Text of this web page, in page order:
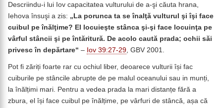
Descriindu-i lui Iov capacitatea vulturului de a-şi căuta hrana,
Iehova însuşi a zis: „La porunca ta se înalţă vulturul şi îşi face
cuibul pe înălţime? El locuieşte stânca şi-şi face locuinţa pe
vârful stâncii şi pe întăritură. De acolo caută prada; ochii săi
privesc în depărtare“ – Iov 39:27-29 , GBV 2001.
Pot fi zăriți foarte rar cu ochiul liber, deoarece vulturii își fac
cuiburile pe stâncile abrupte de pe malul oceanului sau in munți,
la înălțimi mari. Pentru a vedea prada la mari distanțe fără a
zbura, el își face cuibul pe înălțime, pe vârfuri de stâncă, așa că